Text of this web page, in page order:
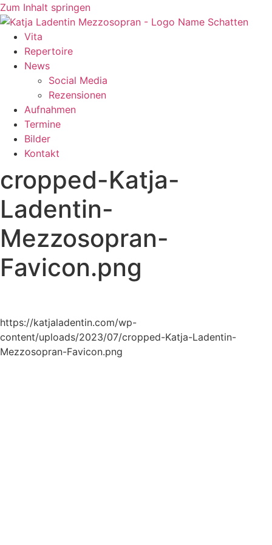
Zum Inhalt springen
Vita
Repertoire
News
Social Media
Rezensionen
Aufnahmen
Termine
Bilder
Kontakt
cropped-Katja-
Ladentin-
Mezzosopran-
Favicon.png
https://katjaladentin.com/wp-
content/uploads/2023/07/cropped-Katja-Ladentin-
Mezzosopran-Favicon.png